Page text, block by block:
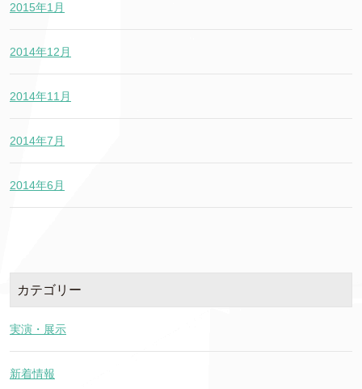
2015年1月
2014年12月
2014年11月
2014年7月
2014年6月
カテゴリー
実演・展示
新着情報